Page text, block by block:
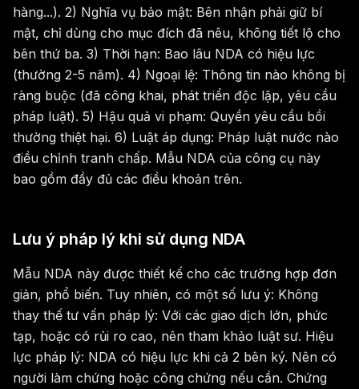
hàng...). 2) Nghĩa vụ bảo mật: Bên nhận phải giữ bí
mật, chỉ dùng cho mục đích đã nêu, không tiết lộ cho
bên thứ ba. 3) Thời hạn: Bao lâu NDA có hiệu lực
(thường 2-5 năm). 4) Ngoại lệ: Thông tin nào không bị
ràng buộc (đã công khai, phát triển độc lập, yêu cầu
pháp luật). 5) Hậu quả vi phạm: Quyền yêu cầu bồi
thường thiệt hại. 6) Luật áp dụng: Pháp luật nước nào
điều chỉnh tranh chấp. Mẫu NDA của công cụ này
bao gồm đầy đủ các điều khoản trên.
Lưu ý pháp lý khi sử dụng NDA
Mẫu NDA này được thiết kế cho các trường hợp đơn
giản, phổ biến. Tuy nhiên, có một số lưu ý: Không
thay thế tư vấn pháp lý: Với các giao dịch lớn, phức
tạp, hoặc có rủi ro cao, nên tham khảo luật sư. Hiệu
lực pháp lý: NDA có hiệu lực khi cả 2 bên ký. Nên có
người làm chứng hoặc công chứng nếu cần. Chứng